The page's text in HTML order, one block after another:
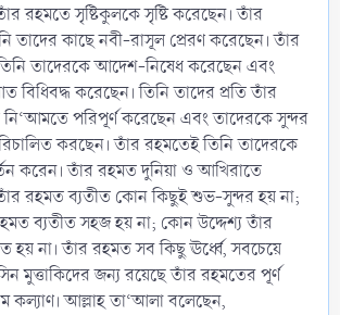
রহমতে সৃষ্টিকুলকে সৃষ্টি করেছেন। তাঁর
তাদের কাছে নবী-রাসূল প্রেরণ করেছেন। তাঁর
তাদেরকে আদেশ-নিষেধ করেছেন এবং
বিধিবদ্ধ করেছেন। তিনি তাদের প্রতি তাঁর
নি‘আমতে পরিপূর্ণ করেছেন এবং তাদেরকে সুন্দর
করছেন। তাঁর রহমতেই তিনি তাদেরকে
করেন। তাঁর রহমত দুনিয়া ও আখিরাতে
রহমত ব্যতীত কোন কিছুই শুভ-সুন্দর হয় না;
ব্যতীত সহজ হয় না; কোন উদ্দেশ্য তাঁর
হয় না। তাঁর রহমত সব কিছু ঊর্ধ্বে, সবচেয়ে
মুত্তাকিদের জন্য রয়েছে তাঁর রহমতের পূর্ণ
কল্যাণ। আল্লাহ তা‘আলা বলেছেন,